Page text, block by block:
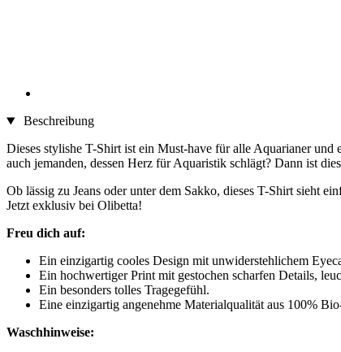
Beschreibung
Dieses stylishe T-Shirt ist ein Must-have für alle Aquarianer
auch jemanden, dessen Herz für Aquaristik schlägt? Dann ist
Ob lässig zu Jeans oder unter dem Sakko, dieses T-Shirt sieht
Jetzt exklusiv bei Olibetta!
Freu dich auf:
Ein einzigartig cooles Design mit unwiderstehlichem
Ein hochwertiger Print mit gestochen scharfen Details,
Ein besonders tolles Tragegefühl.
Eine einzigartig angenehme Materialqualität aus 100%
Waschhinweise: